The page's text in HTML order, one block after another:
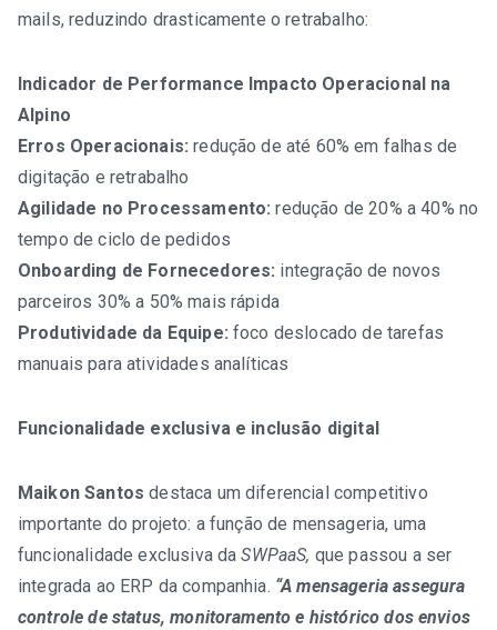
mails, reduzindo drasticamente o retrabalho:
Indicador de Performance Impacto Operacional na
Alpino
Erros Operacionais: redução de até 60% em falhas de
digitação e retrabalho
Agilidade no Processamento: redução de 20% a 40% no
tempo de ciclo de pedidos
Onboarding de Fornecedores: integração de novos
parceiros 30% a 50% mais rápida
Produtividade da Equipe: foco deslocado de tarefas
manuais para atividades analíticas
Funcionalidade exclusiva e inclusão digital
Maikon Santos destaca um diferencial competitivo
importante do projeto: a função de mensageria, uma
funcionalidade exclusiva daSWPaaS, que passou a ser
integrada ao ERP da companhia. “A mensageria assegura
controle de status, monitoramento e histórico dos envios